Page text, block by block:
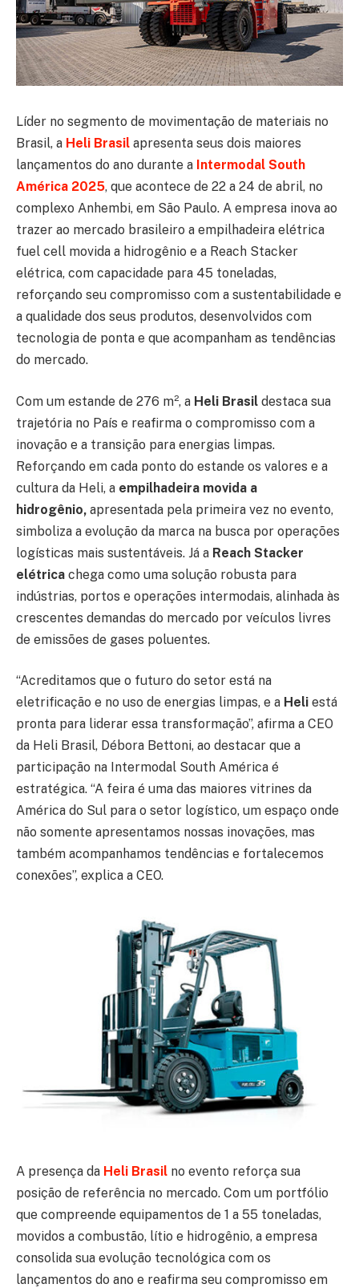
Líder no segmento de movimentação de materiais no
Brasil, a Heli Brasil apresenta seus dois maiores
lançamentos do ano durante a Intermodal South
América 2025, que acontece de 22 a 24 de abril, no
complexo Anhembi, em São Paulo. A empresa inova ao
trazer ao mercado brasileiro a empilhadeira elétrica
fuel cell movida a hidrogênio e a Reach Stacker
elétrica, com capacidade para 45 toneladas,
reforçando seu compromisso com a sustentabilidade e
a qualidade dos seus produtos, desenvolvidos com
tecnologia de ponta e que acompanham as tendências
do mercado.
Com um estande de 276 m², a Heli Brasil destaca sua
trajetória no País e reafirma o compromisso com a
inovação e a transição para energias limpas.
Reforçando em cada ponto do estande os valores e a
cultura da Heli, a empilhadeira movida a
hidrogênio, apresentada pela primeira vez no evento,
simboliza a evolução da marca na busca por operações
logísticas mais sustentáveis. Já a Reach Stacker
elétrica chega como uma solução robusta para
indústrias, portos e operações intermodais, alinhada às
crescentes demandas do mercado por veículos livres
de emissões de gases poluentes.
“Acreditamos que o futuro do setor está na
eletrificação e no uso de energias limpas, e a Heli está
pronta para liderar essa transformação”, afirma a CEO
da Heli Brasil, Débora Bettoni, ao destacar que a
participação na Intermodal South América é
estratégica. “A feira é uma das maiores vitrines da
América do Sul para o setor logístico, um espaço onde
não somente apresentamos nossas inovações, mas
também acompanhamos tendências e fortalecemos
conexões”, explica a CEO.
A presença da Heli Brasil no evento reforça sua
posição de referência no mercado. Com um portfólio
que compreende equipamentos de 1 a 55 toneladas,
movidos a combustão, lítio e hidrogênio, a empresa
consolida sua evolução tecnológica com os
lançamentos do ano e reafirma seu compromisso em